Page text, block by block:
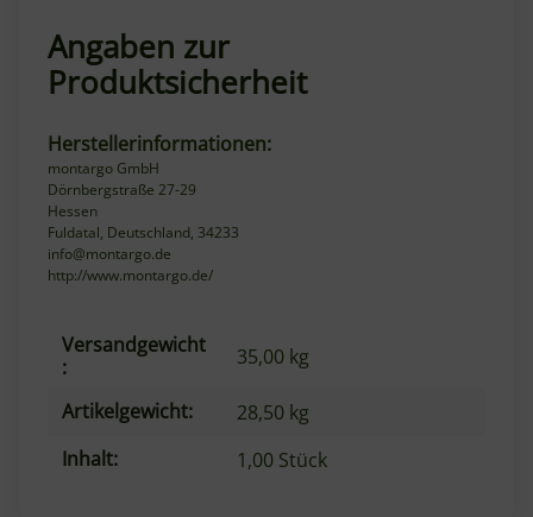
Angaben zur
Produktsicherheit
Herstellerinformationen:
montargo GmbH
Dörnbergstraße 27-29
Hessen
Fuldatal, Deutschland, 34233
info@montargo.de
http://www.montargo.de/
Produkteigenschaft
Wert
Versandgewicht
:
35,00 kg
Artikelgewicht: 28,50 kg
Inhalt:
1,00 Stück